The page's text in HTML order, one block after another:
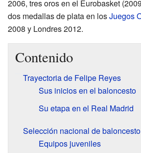
2006, tres oros en el Eurobasket
dos medallas de plata en losJuegos
2008 y Londres 2012.
Contenido
Trayectoria de Felipe Reyes
Sus inicios en el baloncesto
Su etapa en el Real Madrid
Selección nacional de baloncesto
Equipos juveniles